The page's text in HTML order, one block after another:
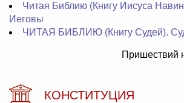
Читая Библию (Книгу Иисуса
Иеговы
ЧИТАЯ БИБЛИЮ (Книгу Судей).
Пришествий
КОНСТИТУЦИЯ